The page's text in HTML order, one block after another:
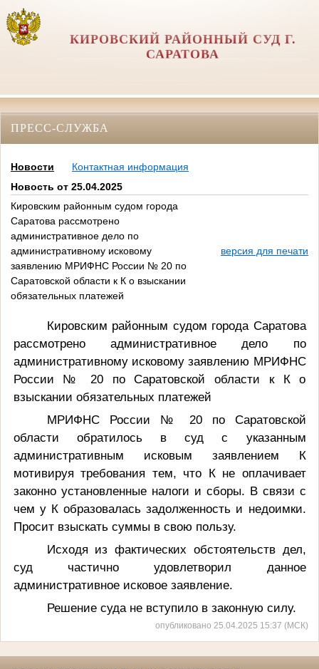
КИРОВСКИЙ РАЙОННЫЙ СУД Г.
САРАТОВА
ПРЕСС-СЛУЖБА
Новости
Контактная информация
Новость от 25.04.2025
Кировским районным судом города
Саратова рассмотрено
административное дело по
административному исковому
заявлению МРИФНС России № 20 по
Саратовской области к К о взыскании
обязательных платежей
версия для печати
Кировским районным судом города Саратова
рассмотрено административное дело по
административному исковому заявлению МРИФНС
России № 20 по Саратовской области к К о
взыскании обязательных платежей
МРИФНС России № 20 по Саратовской
области обратилось в суд с указанным
административным исковым заявлением К
мотивируя требования тем, что К не оплачивает
законно установленные налоги и сборы. В связи с
чем у К образовалась задолженность и недоимки.
Просит взыскать суммы в свою пользу.
Исходя из фактических обстоятельств дел,
суд частично удовлетворил данное
административное исковое заявление.
Решение суда не вступило в законную силу.
опубликовано 25.04.2025 15:37 (МСК)